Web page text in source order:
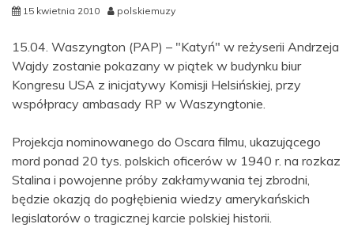
15 kwietnia 2010 polskiemuzy
15.04. Waszyngton (PAP) – "Katyń" w reżyserii Andrzeja
Wajdy zostanie pokazany w piątek w budynku biur
Kongresu USA z inicjatywy Komisji Helsińskiej, przy
współpracy ambasady RP w Waszyngtonie.
Projekcja nominowanego do Oscara filmu, ukazującego
mord ponad 20 tys. polskich oficerów w 1940 r. na rozkaz
Stalina i powojenne próby zakłamywania tej zbrodni,
będzie okazją do pogłębienia wiedzy amerykańskich
legislatorów o tragicznej karcie polskiej historii.